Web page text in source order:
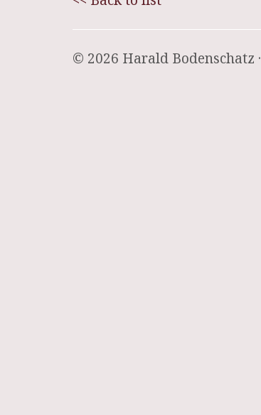
© 2026 Harald Bodenschatz ·